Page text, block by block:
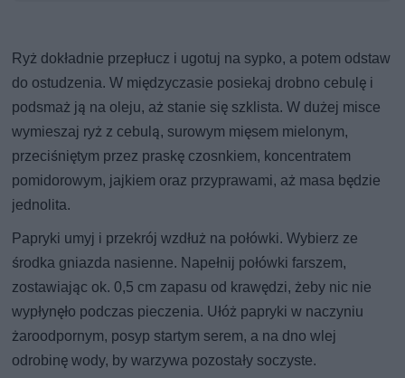
Ryż dokładnie przepłucz i ugotuj na sypko, a potem odstaw
do ostudzenia. W międzyczasie posiekaj drobno cebulę i
podsmaż ją na oleju, aż stanie się szklista. W dużej misce
wymieszaj ryż z cebulą, surowym mięsem mielonym,
przeciśniętym przez praskę czosnkiem, koncentratem
pomidorowym, jajkiem oraz przyprawami, aż masa będzie
jednolita.
Papryki umyj i przekrój wzdłuż na połówki. Wybierz ze
środka gniazda nasienne. Napełnij połówki farszem,
zostawiając ok. 0,5 cm zapasu od krawędzi, żeby nic nie
wypłynęło podczas pieczenia. Ułóż papryki w naczyniu
żaroodpornym, posyp startym serem, a na dno wlej
odrobinę wody, by warzywa pozostały soczyste.